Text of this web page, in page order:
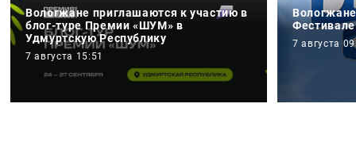
Вологжане приглашаются к участию в
блог-туре Премии «ШУМ» в
Удмуртскую Республику
7 августа 15:51
7 августа